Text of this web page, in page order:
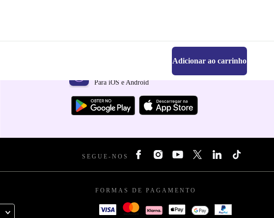
Adicionar ao carrinho
Faz o download da app refurbed
Para iOS e Android
SEGUE-NOS
FORMAS DE PAGAMENTO